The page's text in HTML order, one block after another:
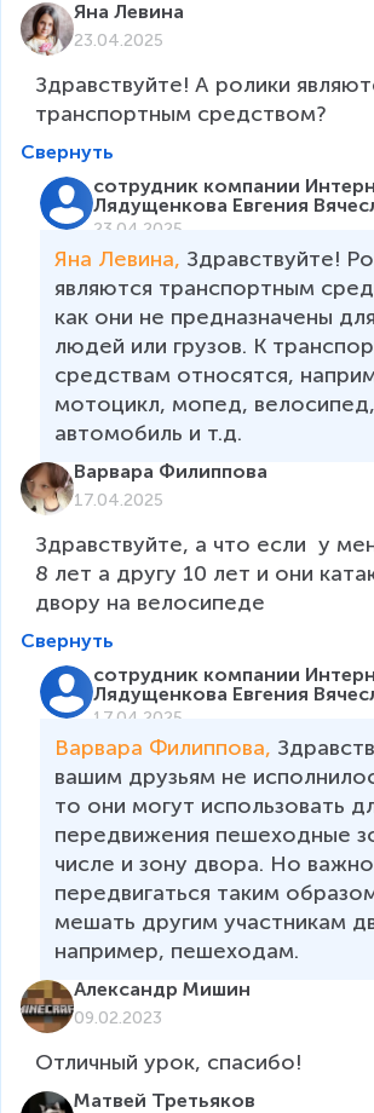
Яна Левина
23.04.2025
Здравствуйте! А ролики
транспортным средством?
Свернуть
сотрудник компании
Лядущенкова Евгения
23.04.2025
Яна Левина, Здравствуйте!
являются транспортным
как они не предназначены
людей или грузов. К
средствам относятся,
мотоцикл, мопед,
автомобиль и т.д.
Варвара Филиппова
17.04.2025
Здравствуйте, а что если  у
8 лет а другу 10 лет и они
двору на велосипеде
Свернуть
сотрудник компании
Лядущенкова Евгения
17.04.2025
Варвара Филиппова,
вашим друзьям не
то они могут использовать
передвижения пешеходные
числе и зону двора. Но важно
передвигаться таким
мешать другим участникам
например, пешеходам.
Александр Мишин
09.02.2023
Отличный урок, спасибо!
Матвей Третьяков